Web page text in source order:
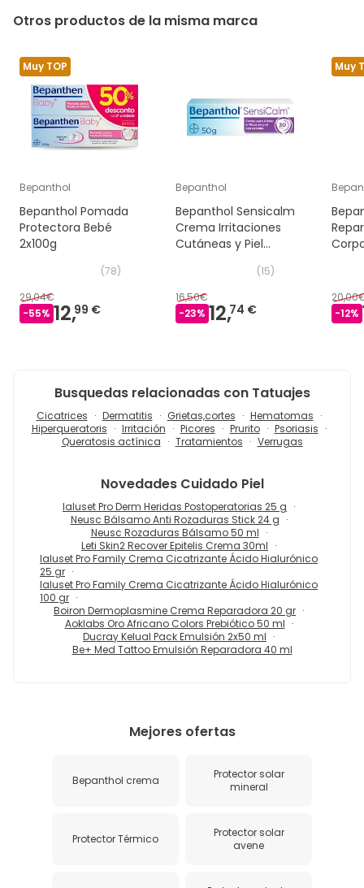
Otros productos de la misma marca
Muy TOP
Bepanthol
Bepanthol Pomada
Protectora Bebé
2x100g
(78)
29,04€
-55% 12,99 €
Bepanthol
Bepanthol Sensicalm
Crema Irritaciones
Cutáneas y Piel
(15)
16,50€
-23% 12,74 €
Muy
-12%
Busquedas relacionadas con Tatuajes
Cicatrices Dermatitis Grietas,cortes
Hematomas
Hiperqueratoris
Irritación Picores Prurito
Psoriasis
Queratosis actínica
Tratamientos Verrugas
Novedades Cuidado Piel
Ialuset Pro Derm Heridas Postoperatorias 25 g
Neusc Bálsamo Anti Rozaduras Stick 24 g
Neusc Rozaduras Bálsamo 50 ml
Leti Skin2 Recover Epitelis Crema 30ml
Ialuset Pro Family Crema Cicatrizante Ácido Hialurónico
25 gr
Ialuset Pro Family Crema Cicatrizante Ácido Hialurónico
100 gr
Boiron Dermoplasmine Crema Reparadora 20 gr
Aoklabs Oro Africano Colors Prebiótico 50 ml
Ducray Kelual Pack Emulsión 2x50 ml
Be+ Med Tattoo Emulsión Reparadora 40 ml
Mejores ofertas
Bepanthol crema
Protector solar
mineral
Protector Térmico
Protector solar
avene